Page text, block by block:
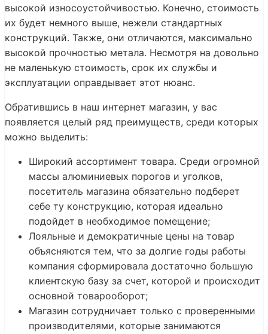
высокой износоустойчивостью. Конечно, стоимость
их будет немного выше, нежели стандартных
конструкций. Также, они отличаются, максимально
высокой прочностью метала. Несмотря на довольно
не маленькую стоимость, срок их службы и
эксплуатации оправдывает этот нюанс.
Обратившись в наш интернет магазин, у вас
появляется целый ряд преимуществ, среди которых
можно выделить:
Широкий ассортимент товара. Среди огромной
массы алюминиевых порогов и уголков,
посетитель магазина обязательно подберет
себе ту конструкцию, которая идеально
подойдет в необходимое помещение;
Лояльные и демократичные цены на товар
объясняются тем, что за долгие годы работы
компания сформировала достаточно большую
клиентскую базу за счет, которой и происходит
основной товарооборот;
Магазин сотрудничает только с проверенными
производителями, которые занимаются